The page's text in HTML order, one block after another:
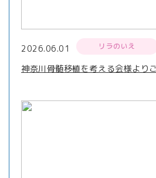
2026.06.01 リラのいえ
神奈川骨髄移植を考える会様より